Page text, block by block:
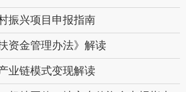
振兴项目申报指南
资金管理办法》解读
业链模式变现解读